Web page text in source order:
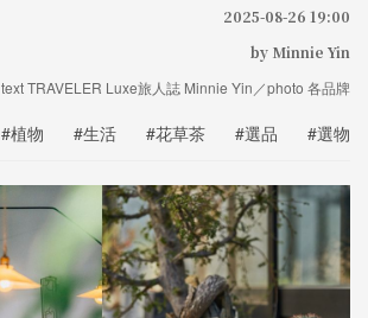
2025-08-26 19:00
by Minnie Yin
text TRAVELER Luxe旅人誌 Minnie Yin／photo 各品牌
#植物 #生活 #花草茶 #選品 #選物